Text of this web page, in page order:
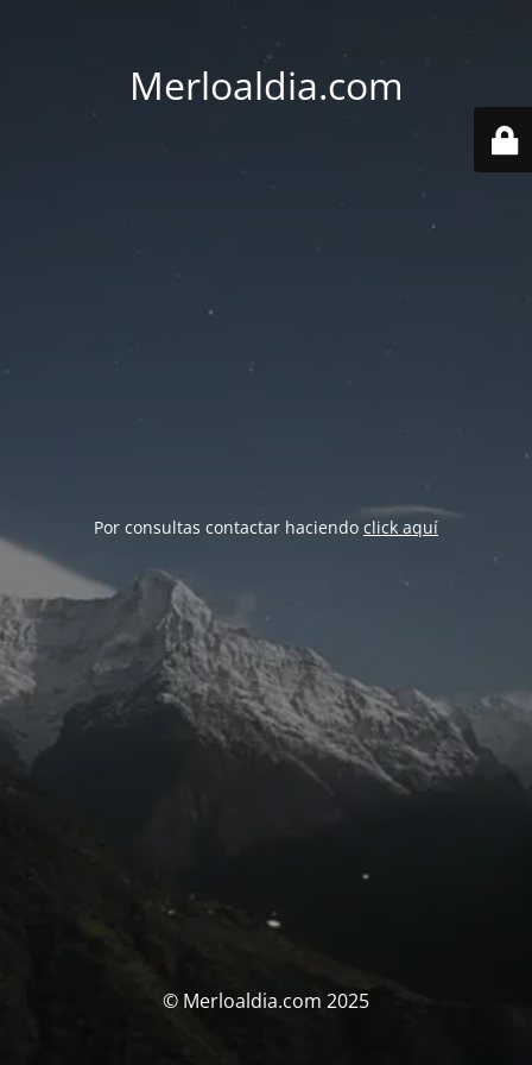
Merloaldia.com
Por consultas contactar haciendo click aquí
© Merloaldia.com 2025